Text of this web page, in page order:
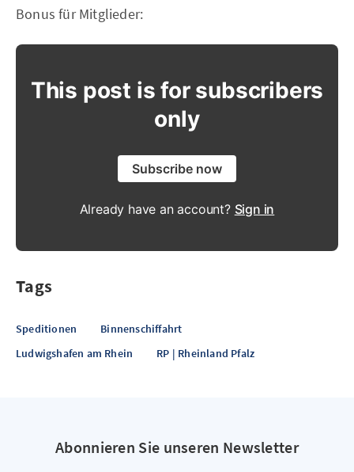
Wikipedia
Bonus für Mitglieder:
This post is for subscribers
only
Subscribe now
Already have an account? Sign in
Tags
Speditionen
Binnenschiffahrt
Ludwigshafen am Rhein
RP | Rheinland Pfalz
Abonnieren Sie unseren Newsletter